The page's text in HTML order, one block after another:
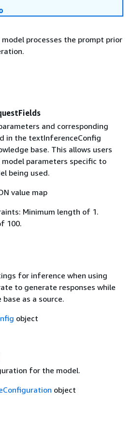
processes the prompt prior
and corresponding
in the textInferenceConfig
base. This allows users
parameters specific to
being used.
value map
Minimum length of 1.
100.
for inference when using
to generate responses while
as a source.
object
for the model.
object